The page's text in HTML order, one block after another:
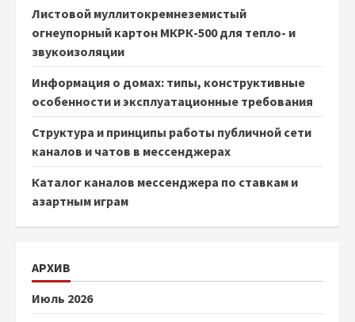
Листовой муллитокремнеземистый
огнеупорный картон МКРК-500 для тепло- и
звукоизоляции
Информация о домах: типы, конструктивные
особенности и эксплуатационные требования
Структура и принципы работы публичной сети
каналов и чатов в мессенджерах
Каталог каналов мессенджера по ставкам и
азартным играм
АРХИВ
Июль 2026